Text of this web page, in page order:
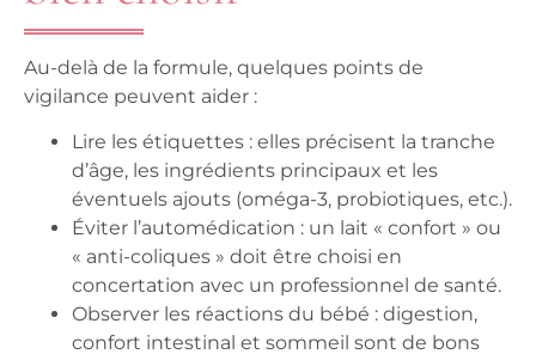
Au-delà de la formule, quelques points de
vigilance peuvent aider :
Lire les étiquettes : elles précisent la tranche
d’âge, les ingrédients principaux et les
éventuels ajouts (oméga-3, probiotiques, etc.).
Éviter l’automédication : un lait « confort » ou
« anti-coliques » doit être choisi en
concertation avec un professionnel de santé.
Observer les réactions du bébé : digestion,
confort intestinal et sommeil sont de bons